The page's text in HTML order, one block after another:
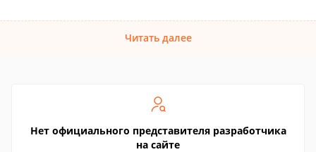
Читать далее
Нет официального представителя разработчика
на сайте